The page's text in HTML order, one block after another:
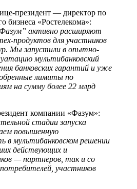
президент — директор по
бизнеса «Ростелекома»:
активно расширяют
продуктов для участников
Мы запустили в опытно-
мультибанковский
банковских гарантий и уже
лимиты по
на сумму более 22 млрд
компании «Фазум»:
стадии запуска
повышенную
в мультибанковском решении
действующих и
— партнеров, так и со
участников